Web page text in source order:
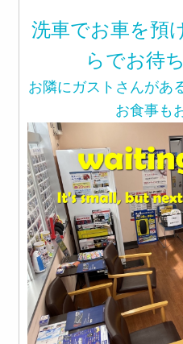
洗車でお車を預
らでお待
お隣にガストさんがあ
お食事も